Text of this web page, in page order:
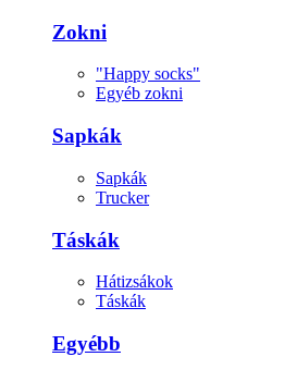
Zokni
"Happy socks"
Egyéb zokni
Sapkák
Sapkák
Trucker
Táskák
Hátizsákok
Táskák
Egyébb